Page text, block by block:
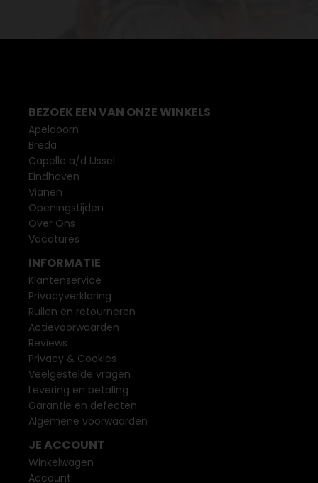
BEZOEK EEN VAN ONZE WINKELS
Apeldoorn
Breda
Capelle a/d IJssel
Eindhoven
Vianen
Openingstijden
Over Ons
Vacatures
INFORMATIE
Klantenservice
Privacyverklaring
Ruilen en retourneren
Actievoorwaarden
Reviews
Privacy & Cookies
Veelgestelde vragen
Levering en betaling
Garantie en defecten
Algemene voorwaarden
JE ACCOUNT
Winkelwagen
Account